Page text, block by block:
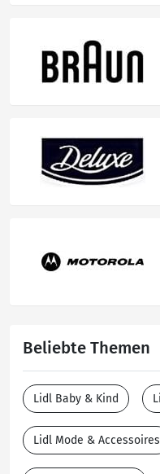
Beliebte Themen
Lidl Baby & Kind
Lidl Mode & Accessoires